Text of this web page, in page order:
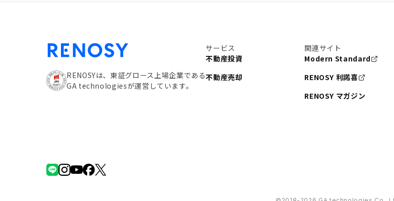
RENOSYは、東証グロース上場企業である
GA technologiesが運営しています。
サービス
不動産投資
不動産売却
関連サイト
Modern Standard
RENOSY 利諾喜
RENOSY マガジン